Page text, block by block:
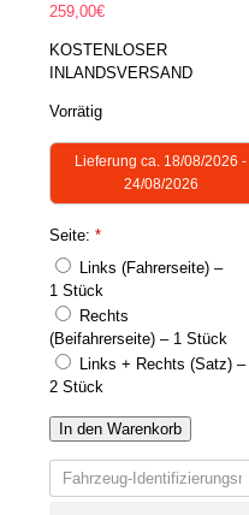
259,00€
KOSTENLOSER
INLANDSVERSAND
Vorrätig
Lieferung ca. 18/08/2026 -
24/08/2026
Seite: *
Links (Fahrerseite) –
1 Stück
Rechts
(Beifahrerseite) – 1 Stück
Links + Rechts (Satz) –
2 Stück
In den Warenkorb